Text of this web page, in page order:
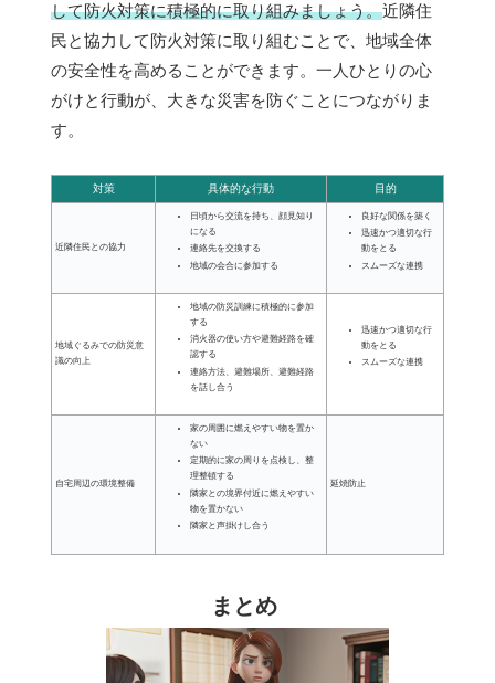
して防火対策に積極的に取り組みましょう。近隣住
民と協力して防火対策に取り組むことで、地域全体
の安全性を高めることができます。一人ひとりの心
がけと行動が、大きな災害を防ぐことにつながりま
す。
対策 具体的な行動 目的
近隣住民との協力
日頃から交流を持ち、顔見知り
になる
連絡先を交換する
地域の会合に参加する
良好な関係を築く
迅速かつ適切な行
動をとる
スムーズな連携
地域ぐるみでの防災意
識の向上
地域の防災訓練に積極的に参加
する
消火器の使い方や避難経路を確
認する
連絡方法、避難場所、避難経路
を話し合う
迅速かつ適切な行
動をとる
スムーズな連携
自宅周辺の環境整備
家の周囲に燃えやすい物を置か
ない
定期的に家の周りを点検し、整
理整頓する
隣家との境界付近に燃えやすい
物を置かない
隣家と声掛けし合う
延焼防止
まとめ